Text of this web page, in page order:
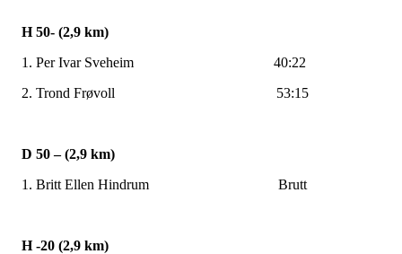
H 50- (2,9 km)
1. Per Ivar Sveheim 40:22
2. Trond Frøvoll 53:15
D 50 – (2,9 km)
1. Britt Ellen Hindrum Brutt
H -20 (2,9 km)